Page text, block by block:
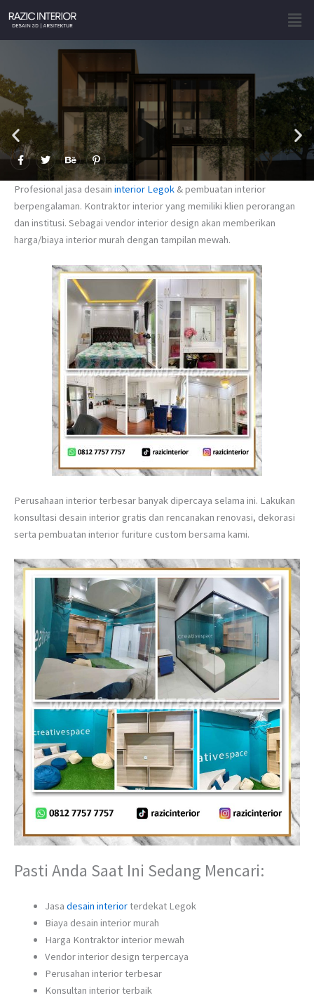
content
F
a
e
b
o
k
f
T
w
t
t
e
r
B
e
h
a
n
c
P
i
n
t
e
r
s
-
Profesional jasa desain interior Legok & pembuatan interior
berpengalaman. Kontraktor interior yang memiliki klien perorangan
dan institusi. Sebagai vendor interior design akan memberikan
harga/biaya interior murah dengan tampilan mewah.
Perusahaan interior terbesar banyak dipercaya selama ini. Lakukan
konsultasi desain interior gratis dan rencanakan renovasi, dekorasi
serta pembuatan interior furiture custom bersama kami.
Pasti Anda Saat Ini Sedang Mencari:
Jasa desain interiorterdekat Legok
Biaya desain interior murah
Harga Kontraktor interior mewah
Vendor interior design terpercaya
Perusahan interior terbesar
Konsultan interior terbaik